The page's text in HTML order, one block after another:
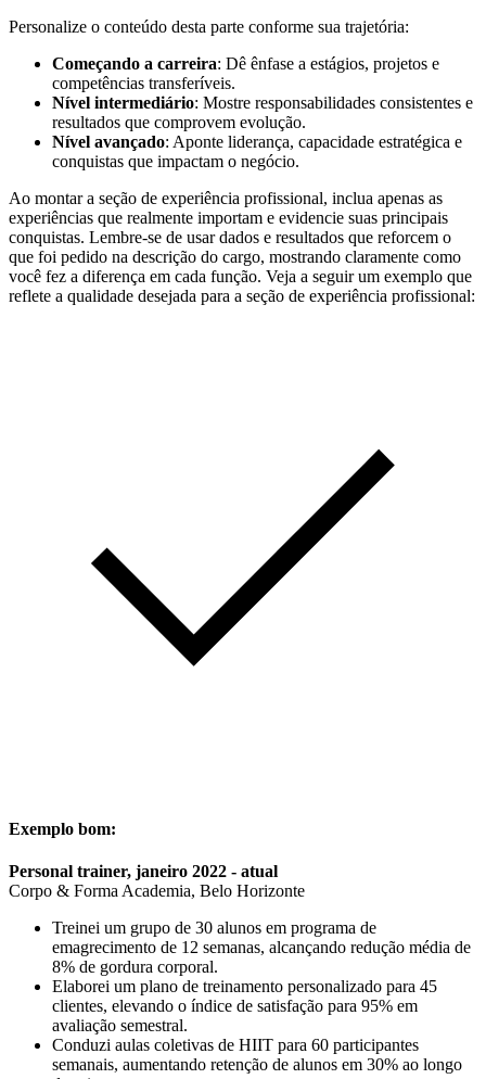
Personalize o conteúdo desta parte conforme sua trajetória:
Começando a carreira: Dê ênfase a estágios, projetos e
competências transferíveis.
Nível intermediário: Mostre responsabilidades consistentes e
resultados que comprovem evolução.
Nível avançado: Aponte liderança, capacidade estratégica e
conquistas que impactam o negócio.
Ao montar a seção de experiência profissional, inclua apenas as
experiências que realmente importam e evidencie suas principais
conquistas. Lembre-se de usar dados e resultados que reforcem o
que foi pedido na descrição do cargo, mostrando claramente como
você fez a diferença em cada função. Veja a seguir um exemplo que
reflete a qualidade desejada para a seção de experiência profissional:
Exemplo bom:
Personal trainer, janeiro 2022 - atual
Corpo & Forma Academia, Belo Horizonte
Treinei um grupo de 30 alunos em programa de
emagrecimento de 12 semanas, alcançando redução média de
8% de gordura corporal.
Elaborei um plano de treinamento personalizado para 45
clientes, elevando o índice de satisfação para 95% em
avaliação semestral.
Conduzi aulas coletivas de HIIT para 60 participantes
semanais, aumentando retenção de alunos em 30% ao longo